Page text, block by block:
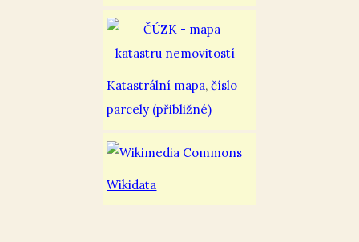
Katastrální mapa,číslo
parcely (přibližné)
Wikidata